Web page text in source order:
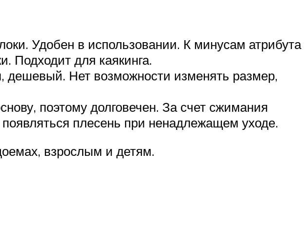
Удобен в использовании. К минусам атрибута
Подходит для каякинга.
Нет возможности изменять размер,
поэтому долговечен. За счет сжимания
плесень при ненадлежащем уходе.
взрослым и детям.